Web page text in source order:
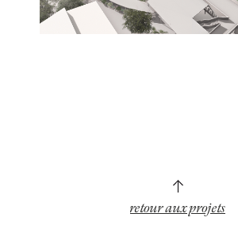
retour aux projets